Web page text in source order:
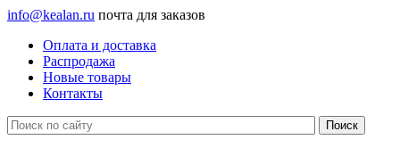
info@kealan.ru почта для заказов
Оплата и доставка
Распродажа
Новые товары
Контакты